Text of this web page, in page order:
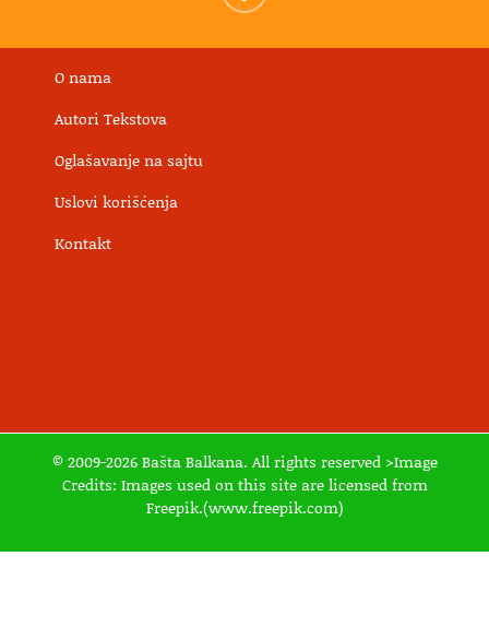
O nama
Autori Tekstova
Oglašavanje na sajtu
Uslovi korišćenja
Kontakt
© 2009-2026 Bašta Balkana. All rights reserved >Image
Credits: Images used on this site are licensed from
Freepik.(www.freepik.com)